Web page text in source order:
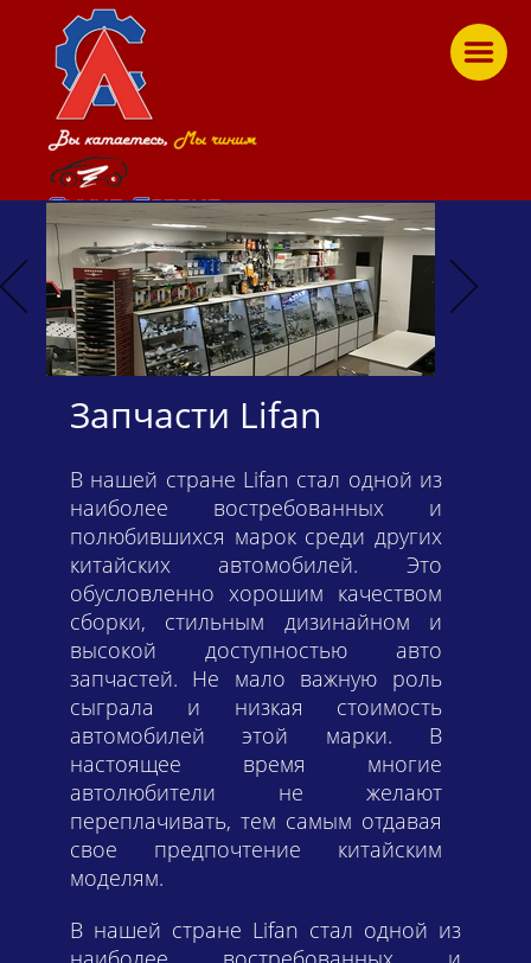
Время работы:
ПН — ПТ: c 8:00 до 18:00
СБ: с 10:00 до 16:00
ВС: с 10:00 до 16:00
aniks_expo@mail.ru
(4822) 475-472, 475-473
Запчасти Lifan
В нашей стране Lifan стал одной из
наиболее востребованных и
полюбившихся марок среди других
китайских автомобилей. Это
обусловленно хорошим качеством
сборки, стильным дизинайном и
высокой доступностью авто
запчастей. Не мало важную роль
сыграла и низкая стоимость
автомобилей этой марки. В
настоящее время многие
автолюбители не желают
переплачивать, тем самым отдавая
свое предпочтение китайским
моделям.
В нашей стране Lifan стал одной из